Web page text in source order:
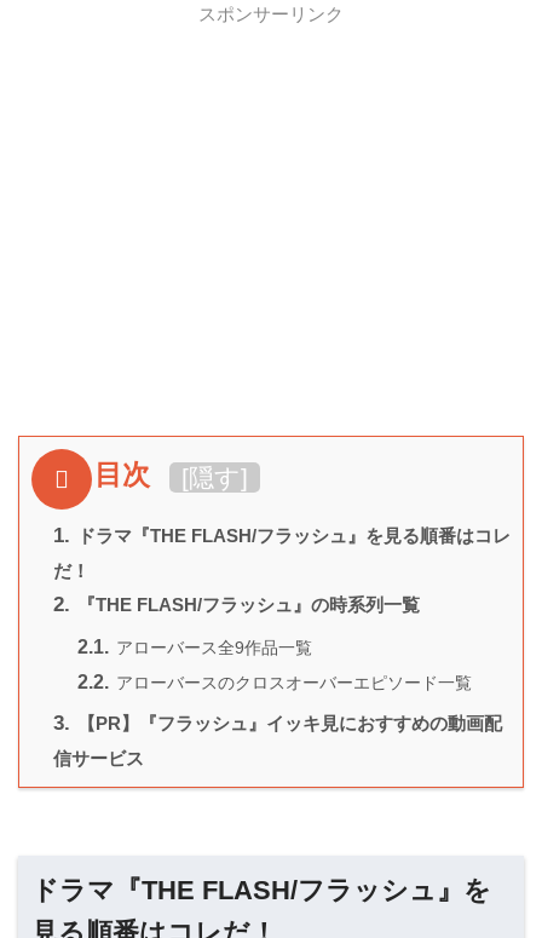
スポンサーリンク
目次 [隠す]
1.
ドラマ『THE FLASH/フラッシュ』を見る順番はコレ
だ！
2. 『THE FLASH/フラッシュ』の時系列一覧
2.1. アローバース全9作品一覧
2.2. アローバースのクロスオーバーエピソード一覧
3.
【PR】『フラッシュ』イッキ見におすすめの動画配
信サービス
ドラマ『THE FLASH/フラッシュ』を